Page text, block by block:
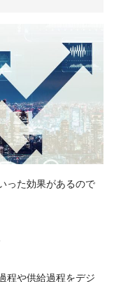
った効果があるので
程や供給過程をデジ